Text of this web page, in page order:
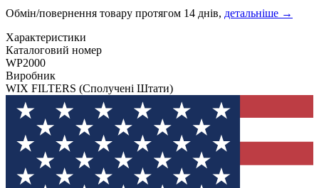
Обмін/повернення товару протягом 14 днів, детальніше →
Характеристики
Каталоговий номер
WP2000
Виробник
WIX FILTERS (Сполучені Штати)